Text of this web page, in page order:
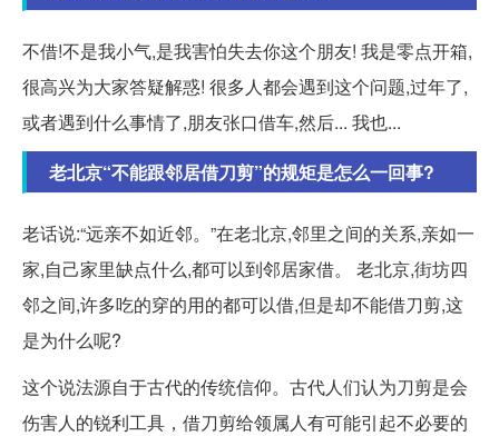
不借!不是我小气,是我害怕失去你这个朋友! 我是零点开箱,
很高兴为大家答疑解惑! 很多人都会遇到这个问题,过年了,
或者遇到什么事情了,朋友张口借车,然后... 我也...
老北京“不能跟邻居借刀剪”的规矩是怎么一回事?
老话说:“远亲不如近邻。”在老北京,邻里之间的关系,亲如一
家,自己家里缺点什么,都可以到邻居家借。 老北京,街坊四
邻之间,许多吃的穿的用的都可以借,但是却不能借刀剪,这
是为什么呢?
这个说法源自于古代的传统信仰。古代人们认为刀剪是会
伤害人的锐利工具，借刀剪给领属人有可能引起不必要的